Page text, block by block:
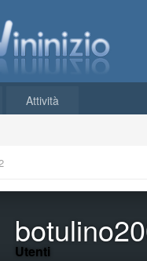
Attività
Utenti